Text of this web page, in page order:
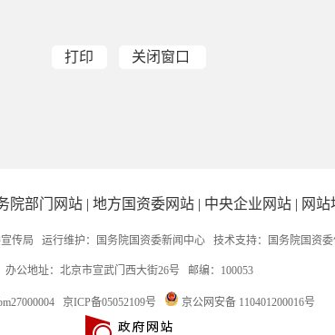
打印 关闭窗口